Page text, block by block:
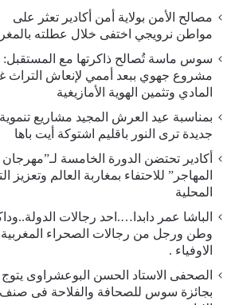
مصالح الأمن بولاية أمن أكادير تعثر على
مواطن نرويجي اختفى خلال عطلته
سوس ماسة تُصالح ذاكرتها مع المستقبل:
مشروع جهوي ببعد أممي لإنعاش التراث
المادي وتثمين الهوية الأمازيغية
بمناسبة عيد العرش المجيد مشاريع تنموية
جديدة ترى النور باقليم اشتوكة أيت باها
أكادير تحتضن الدورة الخامسة لـ”مهرجان
المهاجر” للاحتفاء بمغاربة العالم وتعزيز
المحلية
الباشا عمر دابدا….احد رجالات
وطن ورجل من رجالات الصحراء المغربية
الاوفياء .
الصحفى الاستاد الحسن البوعشراوى يتوج
بجائزة سوس للصحافة والفلاحة فى صنف